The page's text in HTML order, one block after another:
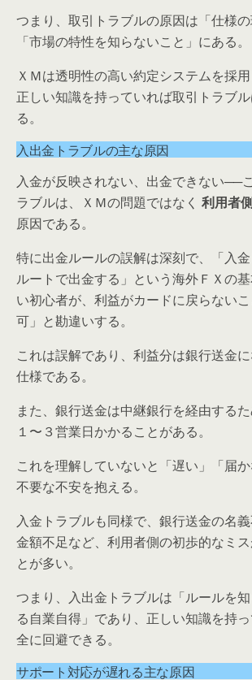
つまり、取引トラブルの原因は「仕様
「市場の特性を知らないこと」にある。
ＸＭは透明性の高い約定システムを採用
正しい知識を持っていれば取引トラブ
る。
入出金トラブルの主な原因
入金が反映されない、出金できない──
ラブルは、ＸＭの問題ではなく 利用者
原因である。
特に出金ルールの誤解は深刻で、「入
ルートで出金する」という海外ＦＸの
い初心者が、利益がカードに戻らない
可」と勘違いする。
これは誤解であり、利益分は銀行送金
仕様である。
また、銀行送金は中継銀行を経由する
１〜３営業日かかることがある。
これを理解していないと「遅い」「届か
不要な不安を抱える。
入金トラブルも同様で、銀行送金の名
金額不足など、利用者側の初歩的なミ
とが多い。
つまり、入出金トラブルは「ルールを
る自業自得」であり、正しい知識を持
全に回避できる。
サポート対応が遅れる主な原因